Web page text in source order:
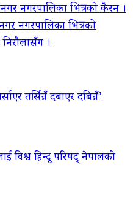
नगरपालिका भित्रको कैरन ।
नगरपालिका भित्रको
।
तर्सिन्नँ दबाएर दबिन्नँ’
विश्व हिन्दू परिषद् नेपालको